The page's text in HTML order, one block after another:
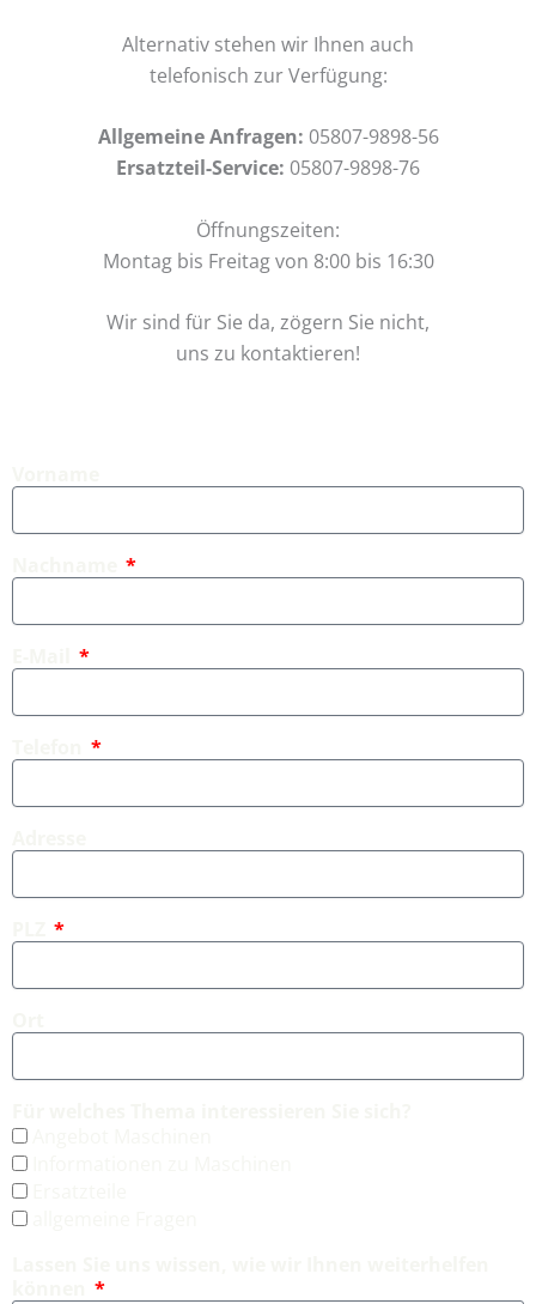
Alternativ stehen wir Ihnen auch
telefonisch zur Verfügung:
Allgemeine Anfragen: 05807-9898-56
Ersatzteil-Service: 05807-9898-76
Öffnungszeiten:
Montag bis Freitag von 8:00 bis 16:30
Wir sind für Sie da, zögern Sie nicht,
uns zu kontaktieren!